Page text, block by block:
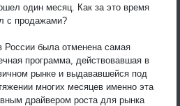
один месяц. Как за это время
с продажами?
России была отменена самая
программа, действовавшая в
рынке и выдававшейся под
многих месяцев именно эта
драйвером роста для рынка